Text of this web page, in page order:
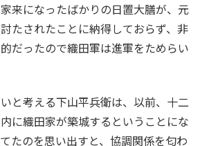
来になったばかりの日置大膳が、元
たされたことに納得しておらず、非
だったので織田軍は進軍をためらい
と考える下山平兵衛は、以前、十二
に織田家が築城するということにな
たのを思い出すと、協調関係を匂わ